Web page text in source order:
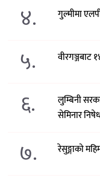
४. गुल्मीमा
५. वीरगञ्जबाट
६.
लुम्बिनी
सेमिनार
७. रेसुङ्गाको